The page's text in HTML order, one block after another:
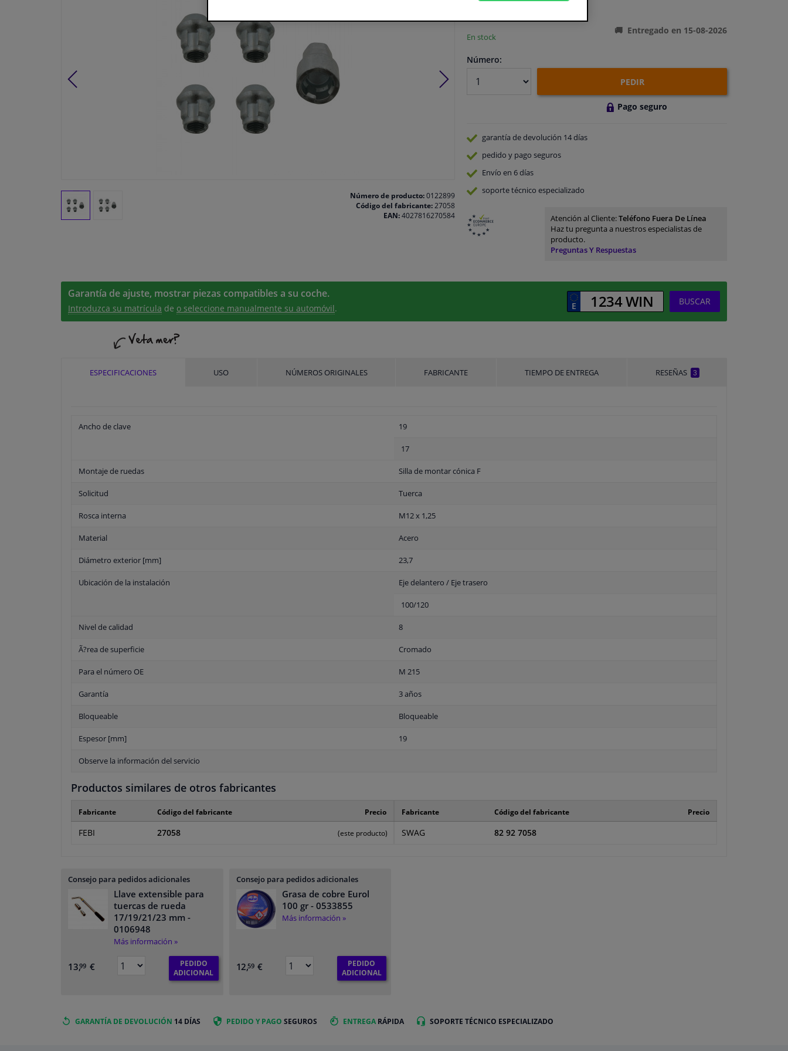
Número de producto:0122899
Código del fabricante:27058
EAN:4027816270584
En stock
Entregado en 15-08-2026
Número:
PEDIR
Pago seguro
garantía de devolución 14 días
pedido y pago seguros
Envío en 6 días
soporte técnico especializado
Atención al Cliente:Teléfono Fuera De Línea
Haz tu pregunta a nuestros especialistas de
producto.
Preguntas Y Respuestas
Garantía de ajuste, mostrar piezas compatibles a su coche.
Introduzca su matrícula de o seleccione manualmente su automóvil.
BUSCAR
ESPECIFICACIONES USO NÚMEROS ORIGINALES FABRICANTE TIEMPO DE ENTREGA RESEÑAS 3
Ancho de clave 19
17
Montaje de ruedas Silla de montar cónica F
Solicitud Tuerca
Rosca interna M12 x 1,25
Material Acero
Diámetro exterior [mm] 23,7
Ubicación de la instalación Eje delantero / Eje trasero
100/120
Nivel de calidad 8
Ã?rea de superficie Cromado
Para el número OE M 215
Garantía 3 años
Bloqueable Bloqueable
Espesor [mm] 19
Observe la información del servicio
Productos similares de otros fabricantes
Fabricante Código del fabricante Precio
FEBI 27058 (este producto)
Fabricante Código del fabricante Precio
SWAG 82 92 7058
Consejo para pedidos adicionales
Llave extensible para
tuercas de rueda
17/19/21/23 mm -
0106948
Más información »
13,99 €
PEDIDO
ADICIONAL
Consejo para pedidos adicionales
Grasa de cobre Eurol
100 gr- 0533855
Más información »
12,59 €
PEDIDO
ADICIONAL
GARANTÍA DE DEVOLUCIÓN 14 DÍAS PEDIDO Y PAGO SEGUROS ENTREGA RÁPIDA SOPORTE TÉCNICO ESPECIALIZADO